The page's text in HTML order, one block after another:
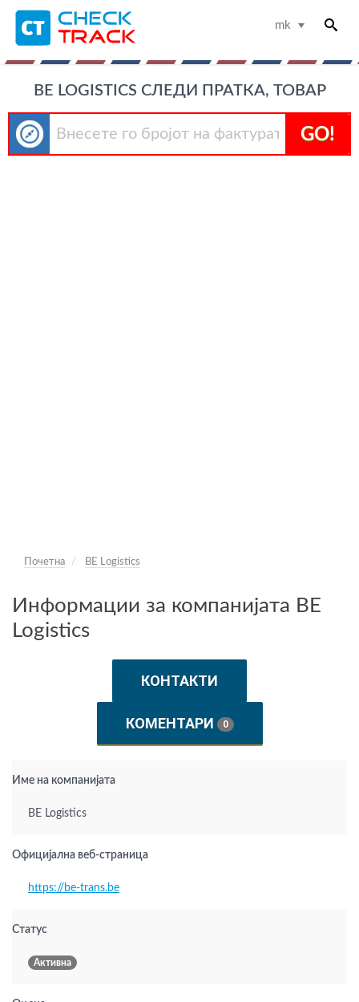
mk
BE LOGISTICS СЛЕДИ ПРАТКА, ТОВАР
GO!
Почетна BE Logistics
Информации за компанијата BE
Logistics
КОНТАКТИ
КОМЕНТАРИ 0
Име на компанијата
BE Logistics
Официјална веб-страница
https://be-trans.be
Статус
Активна